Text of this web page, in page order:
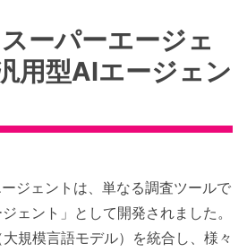
ーパーエージェ
用型AIエージェン
ジェントは、単なる調査ツールで
ェント」として開発されました。
規模言語モデル）を統合し、様々